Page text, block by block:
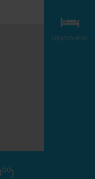
Ubytovanie
00)